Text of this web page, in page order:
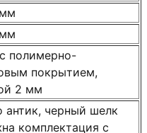
полимерно-
покрытием,
2 мм
антик, черный шелк
комплектация с